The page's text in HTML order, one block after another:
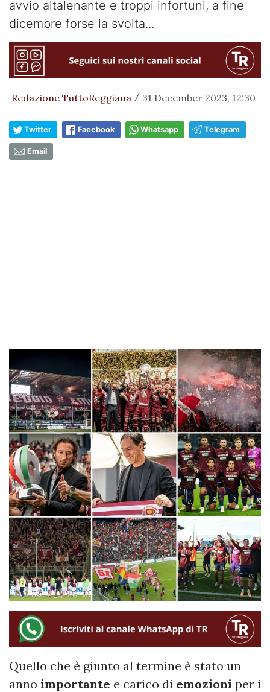
avvio altalenante e troppi infortuni, a fine
dicembre forse la svolta...
Redazione TuttoReggiana / 31 December 2023, 12:30
Twitter Facebook Whatsapp Telegram
Email
Quello che è giunto al termine è stato un
anno importante e carico di emozioni per i